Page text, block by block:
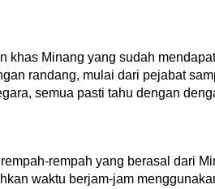
khas Minang yang sudah
randang, mulai dari pejabat
semua pasti tahu dengan
rempah yang berasal dari
waktu berjam-jam